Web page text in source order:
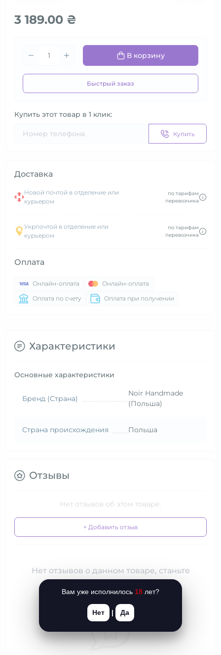
3 189.00 ₴
В корзину
Быстрый заказ
Купить этот товар в 1 клик:
Купить
Доставка
Новой почтой в отделение или
курьером
по тарифам
перевозчика
Укрпочтой в отделение или
курьером
по тарифам
перевозчика
Оплата
Онлайн-оплата
Онлайн-оплата
Оплата по счету
Оплата при получении
Характеристики
Основные характеристики
Бренд (Страна)
Noir Handmade
(Польша)
Страна происхождения Польша
Отзывы
Нет отзывов об этом товаре.
+ Добавить отзыв
Нет отзывов о данном товаре, станьте
первым, оставьте свой отзыв.
Вам уже исполнилось 18 лет?
Нет | Да